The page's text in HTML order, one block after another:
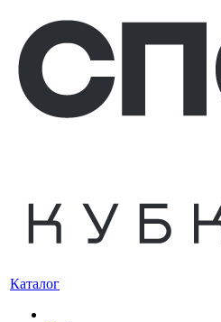
Каталог